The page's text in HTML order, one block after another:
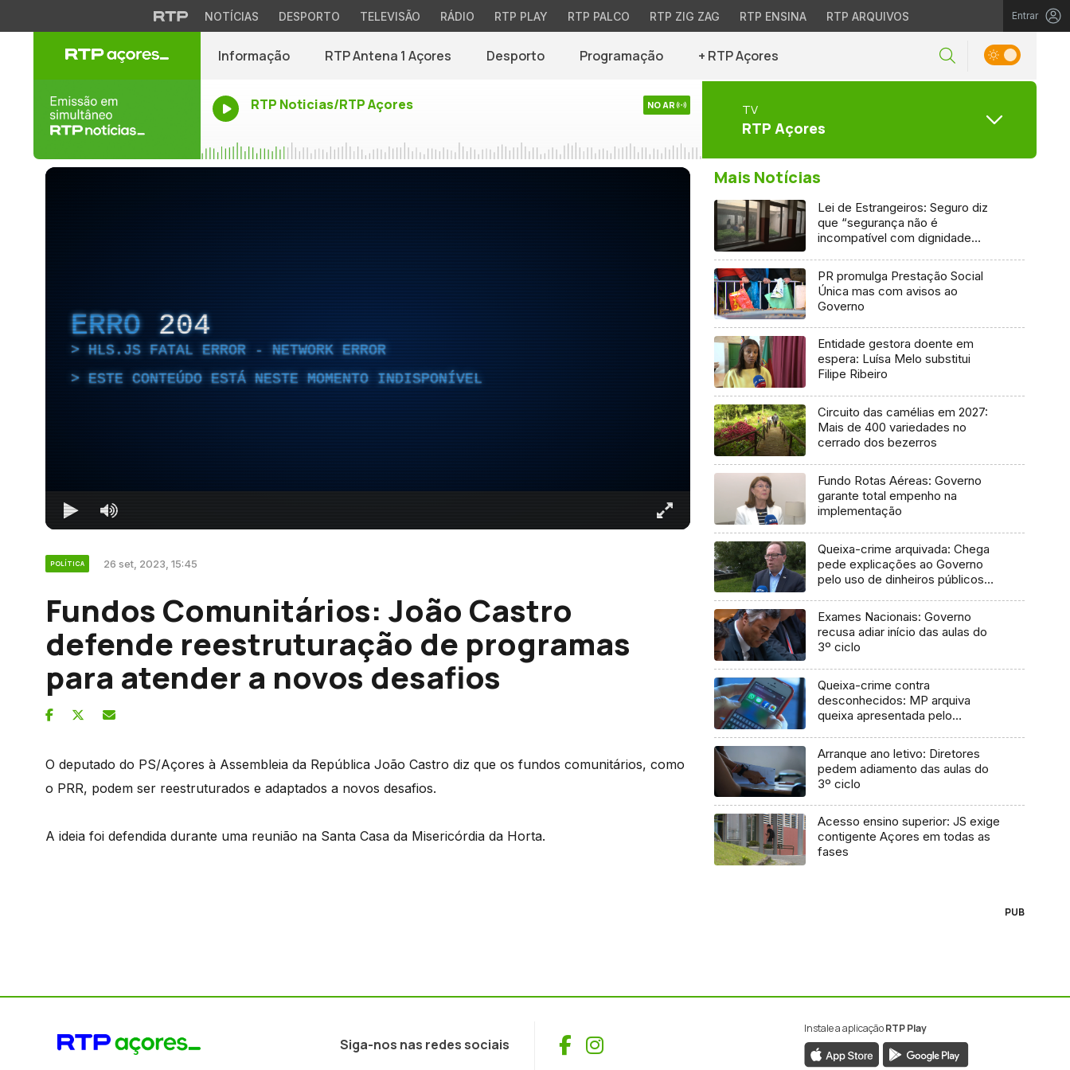
NOTÍCIAS DESPORTO TELEVISÃO RÁDIO RTP PLAY RTP PALCO RTP ZIG ZAG RTP ENSINA RTP ARQUIVOS Entrar
Informação RTP Antena 1 Açores Desporto Programação + RTP Açores
RTP Noticias/RTP Açores NO AR TV
RTP Açores
ERRO 204
HLS.JS FATAL ERROR - NETWORK ERROR
ESTE CONTEÚDO ESTÁ NESTE MOMENTO INDISPONÍVEL
POLÍTICA 26 set, 2023, 15:45
Fundos Comunitários: João Castro
defende reestruturação de programas
para atender a novos desafios
O deputado do PS/Açores à Assembleia da República João Castro diz que os fundos comunitários, como
o PRR, podem ser reestruturados e adaptados a novos desafios.
A ideia foi defendida durante uma reunião na Santa Casa da Misericórdia da Horta.
Mais Notícias
Lei de Estrangeiros: Seguro diz
que “segurança não é
incompatível com dignidade
PR promulga Prestação Social
Única mas com avisos ao
Governo
Entidade gestora doente em
espera: Luísa Melo substitui
Filipe Ribeiro
Circuito das camélias em 2027:
Mais de 400 variedades no
cerrado dos bezerros
Fundo Rotas Aéreas: Governo
garante total empenho na
implementação
Queixa-crime arquivada: Chega
pede explicações ao Governo
pelo uso de dinheiros públicos
Exames Nacionais: Governo
recusa adiar início das aulas do
3º ciclo
Queixa-crime contra
desconhecidos: MP arquiva
queixa apresentada pelo
Arranque ano letivo: Diretores
pedem adiamento das aulas do
3º ciclo
Acesso ensino superior: JS exige
contigente Açores em todas as
fases
PUB
Siga-nos nas redes sociais Facebook
Instagram
Instale a aplicaçãoRTP Play